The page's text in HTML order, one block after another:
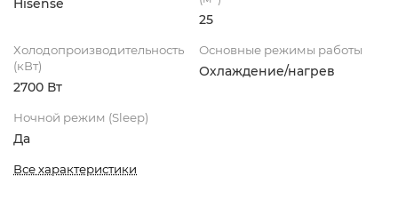
Hisense
25
Холодопроизводительность
(кВт)
2700 Вт
Основные режимы работы
Охлаждение/нагрев
Ночной режим (Sleep)
Да
Все характеристики